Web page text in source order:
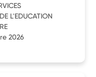
L'EDUCATION
2026